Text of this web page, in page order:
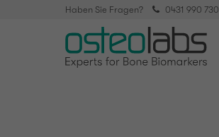
Haben Sie Fragen? 0431 990 730